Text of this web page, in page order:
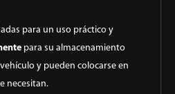
para un uso práctico y
para su almacenamiento
y pueden colocarse en
necesitan.